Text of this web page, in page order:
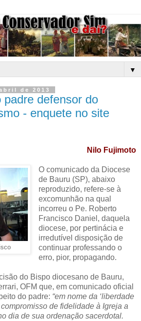
▼
de 2013
padre defensor do
- enquete no site
Nilo Fujimoto
O comunicado da Diocese
de Bauru (SP), abaixo
reproduzido, refere-se à
excomunhão na qual
incorreu o Pe. Roberto
Francisco Daniel, daquela
diocese, por pertinácia e
irredutível disposição de
continuar professando o
erro, pior, propagando.
do Bispo diocesano de Bauru,
OFM que, em comunicado oficial
do padre: “em nome da ‘liberdade
de fidelidade à Igreja a
dia de sua ordenação sacerdotal.